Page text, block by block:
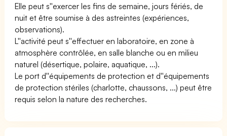
Elle peut s''exercer les fins de semaine, jours fériés, de
nuit et être soumise à des astreintes (expériences,
observations).
L''activité peut s''effectuer en laboratoire, en zone à
atmosphère contrôlée, en salle blanche ou en milieu
naturel (désertique, polaire, aquatique, ...).
Le port d''équipements de protection et d''équipements
de protection stériles (charlotte, chaussons, ...) peut être
requis selon la nature des recherches.